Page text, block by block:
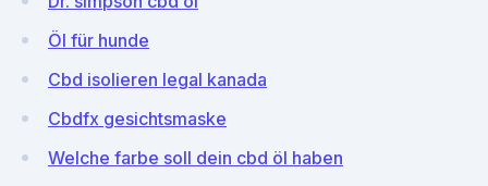
Öl für hunde
Cbd isolieren legal kanada
Cbdfx gesichtsmaske
Welche farbe soll dein cbd öl haben